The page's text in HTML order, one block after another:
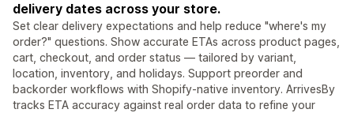
delivery dates across your store.
Set clear delivery expectations and help reduce "where's my
order?" questions. Show accurate ETAs across product pages,
cart, checkout, and order status — tailored by variant,
location, inventory, and holidays. Support preorder and
backorder workflows with Shopify-native inventory. ArrivesBy
tracks ETA accuracy against real order data to refine your